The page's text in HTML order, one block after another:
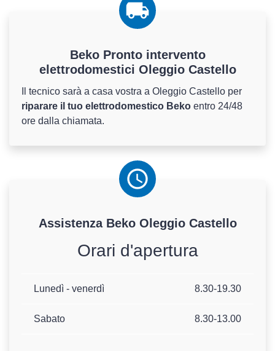
Beko Pronto intervento
elettrodomestici Oleggio Castello
Il tecnico sarà a casa vostra a Oleggio Castello per
riparare il tuo elettrodomestico Beko entro 24/48
ore dalla chiamata.
Assistenza BekoOleggio Castello
Orari d'apertura
Lunedì - venerdì 8.30-19.30
Sabato 8.30-13.00